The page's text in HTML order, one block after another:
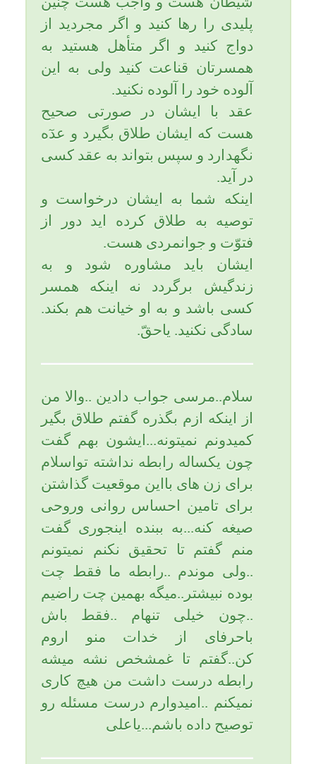
از اینکه ازم بگذره گفتم طلاق بگیر
کمیدونم نمیتونه...ایشون بهم گفت
چون یکساله رابطه نداشته تواسلام
برای زن های بااین موقعیت گذاشتن
برای تامین احساس روانی وروحی
صیغه کنه...به ببنده اینجوری گفت
منم گفتم تا تحقیق نکنم نمیتونم
..ولی موندم ..رابطه ما فقط چت
بوده نبیشتر..میگه بهمین چت راضیم
..چون خیلی تنهام ..فقط باش
باحرفای از خدات منو اروم
کن..گفتم تا غمشخص نشه میشه
نمیکنم ..امیدوارم درست مسئله رو
توصیح داده باشم...یاعلی
با پوزش از شما بدلیل حجم زیاد
سؤالها و الآن ساعت حدود 3 بامداد
جمعه 15 آبان نوبت پاسخگوئی به
شما شده است.
=====
پسرم حرفهای وی ریشه در هوسی
شیطانی هست و حتماً مراقب
فضاحت میگردد.
حرف ایشان که از اسلام هست از
جک و شوخی خنده دارتر هست
زیرا چنین زن بی عفّت را چه به دم
زدن از اسلام.
اسلام هرزگی و فحشا و منکرات را
شدیداً تقبیح میکند.
امام صادق (علیه السلام) در کافی ج
5، ص 541؛ شش خصلت برای
زناکار میفرمایند: سه خصلت در دنیا
و سه خصلت در آخرت.
اما خصلتهای دنیا:1- نور چهره اش
از بین می رود، 2- باعث فقرش می
شود، 3-نابودی او را سریع تر می
اما خصلت های آخرت: 1-خشم
جاودانگی در آتش.
پسرم، از نظر اسلام؛ کمترین لحظه
با نامحرم؛ حتی نگاه و صحبت و
شنید صدا و چت و... همگی در حکم
زنا محسوب میشوند.
ایشان را یوسف گونه رها کنید و
موجب خشم و نفرت خداوند متعال